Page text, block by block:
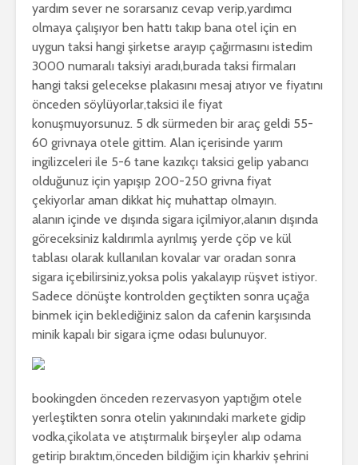
yardım sever ne sorarsanız cevap verip,yardımcı
olmaya çalışıyor ben hattı takıp bana otel için en
uygun taksi hangi şirketse arayıp çağırmasını istedim
3000 numaralı taksiyi aradı,burada taksi firmaları
hangi taksi gelecekse plakasını mesaj atıyor ve fiyatını
önceden söylüyorlar,taksici ile fiyat
konuşmuyorsunuz. 5 dk sürmeden bir araç geldi 55-
60 grivnaya otele gittim. Alan içerisinde yarım
ingilizceleri ile 5-6 tane kazıkçı taksici gelip yabancı
olduğunuz için yapışıp 200-250 grivna fiyat
çekiyorlar aman dikkat hiç muhattap olmayın.
alanın içinde ve dışında sigara içilmiyor,alanın dışında
göreceksiniz kaldırımla ayrılmış yerde çöp ve kül
tablası olarak kullanılan kovalar var oradan sonra
sigara içebilirsiniz,yoksa polis yakalayıp rüşvet istiyor.
Sadece dönüşte kontrolden geçtikten sonra uçağa
binmek için beklediğiniz salon da cafenin karşısında
minik kapalı bir sigara içme odası bulunuyor.
bookingden önceden rezervasyon yaptığım otele
yerleştikten sonra otelin yakınındaki markete gidip
vodka,çikolata ve atıştırmalık birşeyler alıp odama
getirip bıraktım,önceden bildiğim için kharkiv şehrini